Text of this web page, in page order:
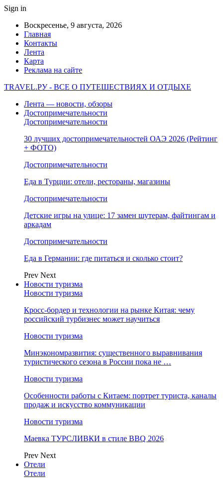
Sign in
Воскресенье, 9 августа, 2026
Главная
Контакты
Лента
Карта
Реклама на сайте
TRAVEL.РУ - ВСЕ О ПУТЕШЕСТВИЯХ И ОТДЫХЕ
Лента — новости, обзоры
Достопримечательности
Достопримечательности
30 лучших достопримечательностей ОАЭ 2026 (Рейтинг
+ ФОТО)
Достопримечательности
Еда в Турции: отели, рестораны, магазины
Достопримечательности
Детские игры на улице: 17 замен шутерам, файтингам и
аркадам
Достопримечательности
Еда в Германии: где питаться и сколько стоит?
Prev Next
Новости туризма
Новости туризма
Кросс-бордер и технологии на рынке Китая: чему
российский турбизнес может научиться
Новости туризма
Минэкономразвития: существенного выравнивания
туристического сезона в России пока не …
Новости туризма
Особенности работы с Китаем: портрет туриста, каналы
продаж и искусство коммуникации
Новости туризма
Маевка ТУРСЛИВКИ в стиле BBQ 2026
Prev Next
Отели
Отели